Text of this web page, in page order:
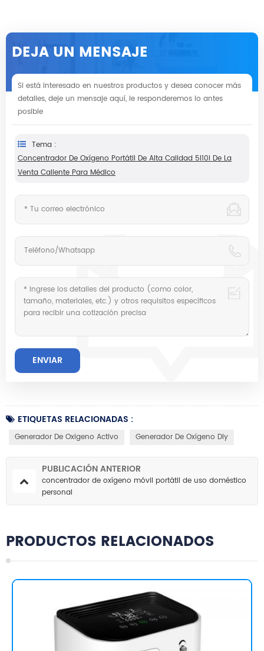
DEJA UN MENSAJE
Si está interesado en nuestros productos y desea conocer más
detalles, deje un mensaje aquí, le responderemos lo antes
posible
Tema :
Concentrador De Oxígeno Portátil De Alta Calidad 5l10l De La
Venta Caliente Para Médico
ETIQUETAS RELACIONADAS :
Generador De Oxigeno Activo Generador De Oxígeno Diy
PUBLICACIÓN ANTERIOR
concentrador de oxígeno móvil portátil de uso doméstico
personal
PRODUCTOS RELACIONADOS